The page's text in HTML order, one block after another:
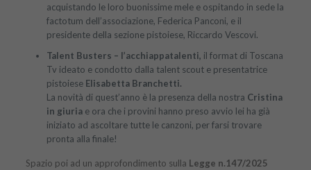
acquistando le loro buonissime mele e ospitando in sede la
factotum dell’associazione, Federica Panconi, e il
presidente della sezione pistoiese, Riccardo Vescovi.
Talent Busters – l’acchiappatalenti, il format di Toscana
Tv ideato e condotto dalla talent scout e presentatrice
pistoiese Elisabetta Branchetti.
La novità di quest’anno è la presenza della nostra Cristina
in giuria e ora che i provini hanno preso avvio lei ha già
iniziato ad ascoltare tutte le canzoni, per farsi trovare
pronta alla finale!
Spazio poi ad un approfondimento sulla Legge n.147/2025